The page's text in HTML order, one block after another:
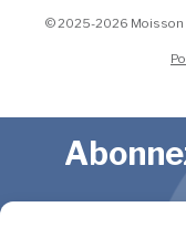
© 2025-2026 Moisson